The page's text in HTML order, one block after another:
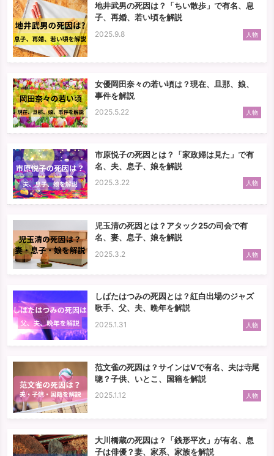
地井武男の死因は？「ちい散歩」で有名、息
子、再婚、若い頃を解説
2025.9.8 人物
女優岡田奈々の若い頃は？現在、旦那、娘、
事件を解説
2025.5.22 人物
市原悦子の死因とは？「家政婦は見た」で有
名、夫、息子、娘を解説
2025.3.22 人物
児玉清の死因とは？アタック25の司会で有
名、妻、息子、娘を解説
2025.3.2 人物
しばたはつみの死因とは？紅白出場のジャズ
歌手、父、夫、晩年を解説
2025.1.31 人物
范文雀の死因は？サインはVで有名、夫は寺尾
聰？子供、いとこ、国籍を解説
2025.1.12 人物
大川橋蔵の死因は？「銭形平次」が有名、息
子は俳優？妻、家系、家族を解説